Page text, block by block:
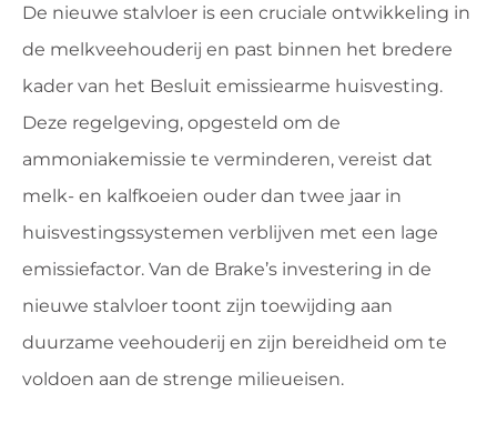
De nieuwe stalvloer is een cruciale ontwikkeling in
de melkveehouderij en past binnen het bredere
kader van het Besluit emissiearme huisvesting.
Deze regelgeving, opgesteld om de
ammoniakemissie te verminderen, vereist dat
melk- en kalfkoeien ouder dan twee jaar in
huisvestingssystemen verblijven met een lage
emissiefactor. Van de Brake’s investering in de
nieuwe stalvloer toont zijn toewijding aan
duurzame veehouderij en zijn bereidheid om te
voldoen aan de strenge milieueisen.